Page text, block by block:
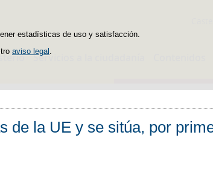
estadísticas de uso y satisfacción.
aviso legalServicios a la ciudadanía
de la UE y se sitúa, por